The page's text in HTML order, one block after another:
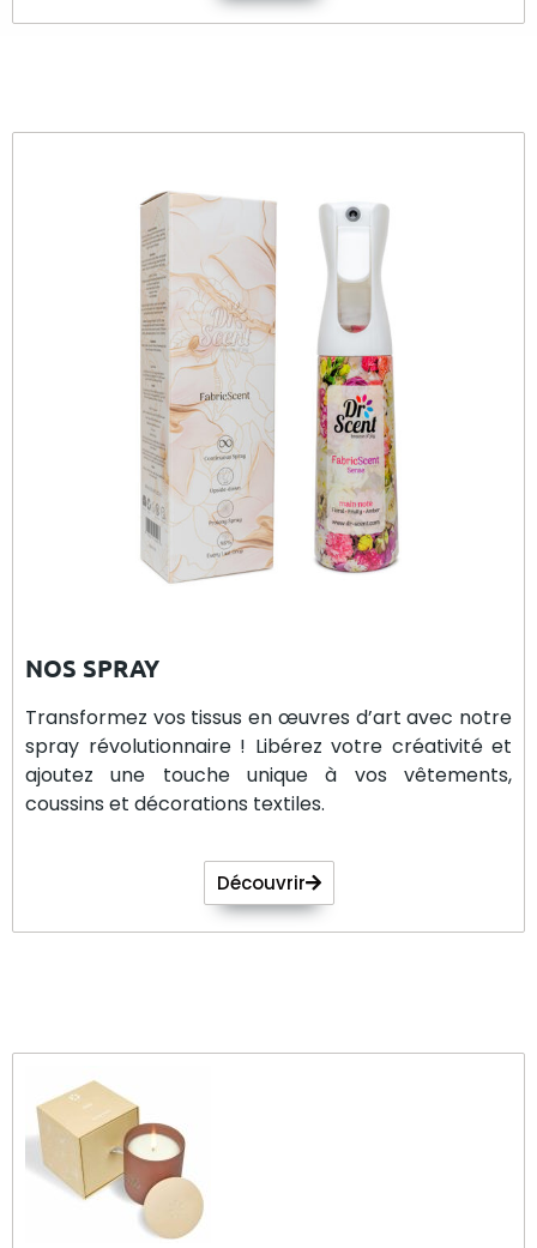
NOS SPRAY
Transformez vos tissus en œuvres d’art avec notre
spray révolutionnaire ! Libérez votre créativité et
ajoutez une touche unique à vos vêtements,
coussins et décorations textiles.
Découvrir